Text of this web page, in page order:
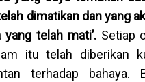
dimatikan dan yang
yang telah mati’.Setiap
itu telah diberikan
terhadap bahaya.